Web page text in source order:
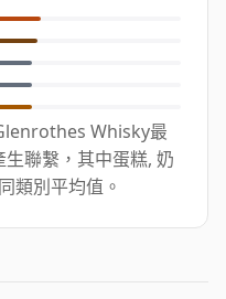
Whisky最
聯繫，其中蛋糕, 奶
類別平均值。